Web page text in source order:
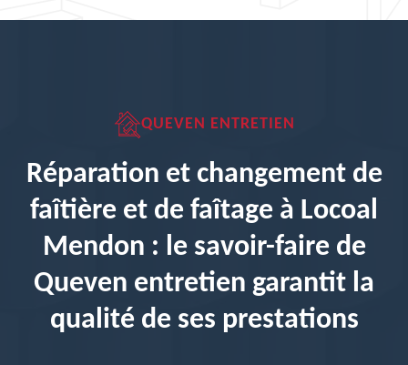
QUEVEN ENTRETIEN
Réparation et changement de
faîtière et de faîtage à Locoal
Mendon : le savoir-faire de
Queven entretien garantit la
qualité de ses prestations